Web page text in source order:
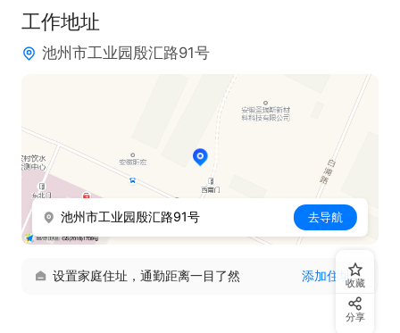
工作地址
池州市工业园殷汇路91号
池州市工业园殷汇路91号 去导航
设置家庭住址，通勤距离一目了然 添加住址
收藏
分享